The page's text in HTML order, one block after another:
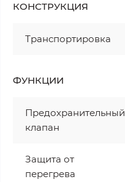
КОНСТРУКЦИЯ
Транспортировка
ФУНКЦИИ
Предохранительный
клапан
Защита от
перегрева